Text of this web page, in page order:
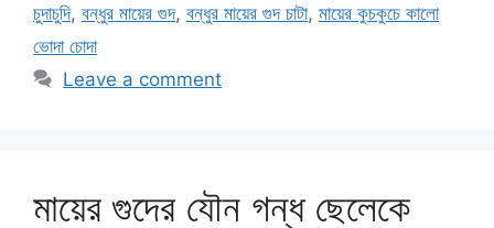
চুদাচুদি, বন্ধুর মায়ের গুদ, বন্ধুর মায়ের গুদ চাটা, মায়ের কুচকুচে কালো
ভোদা চোদা
Leave a comment
মায়ের গুদের যৌন গন্ধ ছেলেকে